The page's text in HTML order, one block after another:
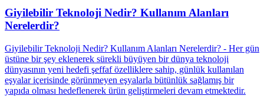
Giyilebilir Teknoloji Nedir? Kullanım Alanları
Nerelerdir?
Giyilebilir Teknoloji Nedir? Kullanım Alanları Nerelerdir? - Her gün
üstüne bir şey eklenerek sürekli büyüyen bir dünya teknoloji
dünyasının yeni hedefi şeffaf özelliklere sahip, günlük kullanılan
eşyalar içerisinde görünmeyen eşyalarla bütünlük sağlamış bir
yapıda olması hedeflenerek ürün geliştirmeleri devam etmektedir.